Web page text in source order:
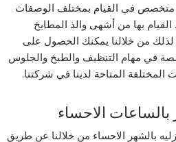
في القيام بمختلف الوصفات
القيام بها من أشهى والذ المطابخ
لذلك من خلالنا يمكنك الحصول على
في مهام التنظيف والطبخ والجلوس
المتاحة لدينا في شركتنا.
بالساعات الاحساء
بالشهر الاحساء من خلالنا عن طريق